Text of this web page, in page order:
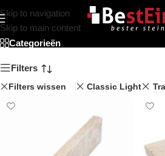
Skip to navigation
Skip to main content
Winkel
Categorieën
Filters
Filters wissen Classic Light